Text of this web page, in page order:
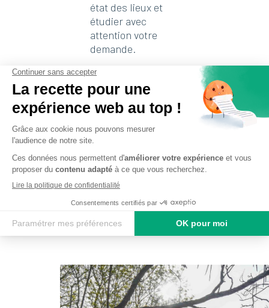
état des lieux et
étudier avec
attention votre
demande.
Selon les
attentes, le
style et
l’ambiance
recherchée,
nous mettons à
votre profitdes
conseils et
des
personnalisés.